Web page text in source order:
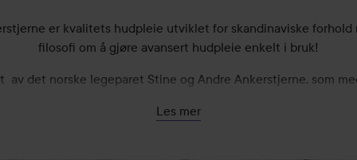
er kvalitets hudpleie utviklet for skandinaviske forhold
filosofi om å gjøre avansert hudpleie enkelt i bruk!
av det norske legeparet Stine og Andre Ankerstjerne, som
- som holder det de lover. Høye konsentrasjoner av
Les mer